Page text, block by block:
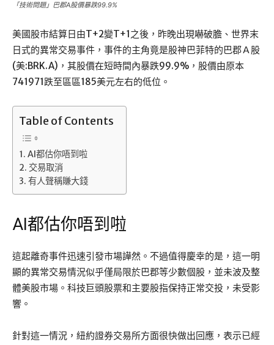
「技術問題」巴郡A股價暴跌99.9%
美國股市結算日由T+2變T+1之後，昨晚出現嚇破膽、世界末
日式的異常交易事件，事件的主角竟是股神巴菲特的巴郡Ａ股
(美:BRK.A)，其股價在短時間內暴跌99.9%，股價由原本
741971跌至區區185美元左右的低位。
Table of Contents
AI都估你唔到啦
交易取消
有人聲稱賺大錢
AI都估你唔到啦
這起離奇事件迅速引發市場譁然。不過值得慶幸的是，這一明
顯的異常交易情況似乎僅局限於巴郡等少數個股，並未波及整
體美股市場。科技巨頭股票和主要股指保持正常交投，未受影
響。
針對這一情況，紐約證券交易所方面很快做出回應，表示已經